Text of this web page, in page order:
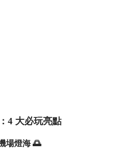
4 大必玩亮點
場燈海 🌅